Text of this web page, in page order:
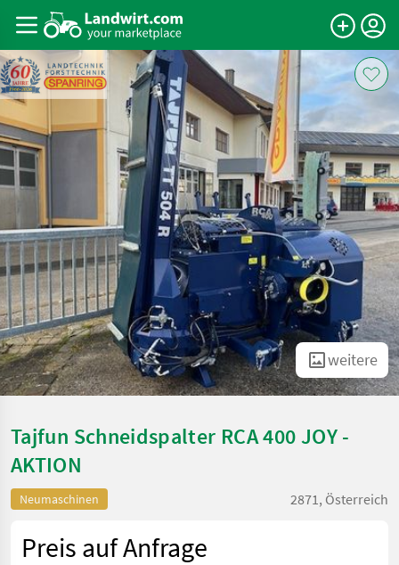
weitere
Tajfun Schneidspalter RCA 400 JOY -
AKTION
Neumaschinen 2871, Österreich
Preis auf Anfrage